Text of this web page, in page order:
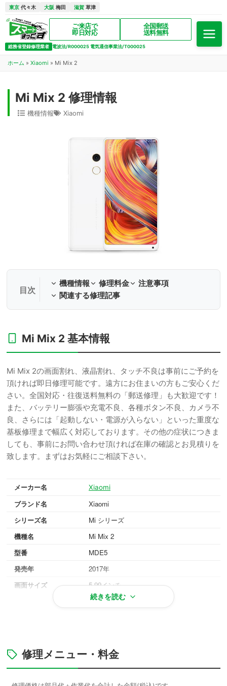
東京 代々木 大阪 梅田 滋賀 草津
ご来店で
即日対応
全国郵送
送料無料
総務省登録修理業者 電波法/R000025 電気通信事業法/T000025
ホーム » Xiaomi » Mi Mix 2
Mi Mix 2 修理情報
機種情報 Xiaomi
機種情報 修理料金
注意事項
関連する修理記事
Mi Mix 2 基本情報
Mi Mix 2の画面割れ、液晶割れ、タッチ不良は事前にご予約を
頂ければ即日修理可能です。遠方にお住まいの方もご安心くだ
さい。全国対応・往復送料無料の「郵送修理」も大歓迎です！
また、バッテリー膨張や充電不良、各種ボタン不良、カメラ不
良、さらには「起動しない・電源が入らない」といった重度な
基板修理まで幅広く対応しております。その他の症状につきま
しても、事前にお問い合わせ頂ければ在庫の確認とお見積りを
致します。まずはお気軽にご相談下さい。
メーカー名 Xiaomi
ブランド名
Xiaomi
シリーズ名
Mi シリーズ
機種名
Mi Mix 2
型番
MDE5
発売年
2017年
画面サイズ
5.99インチ
185g
本体カラー
ブラック, ホワイト
続きを読む
修理メニュー・料金